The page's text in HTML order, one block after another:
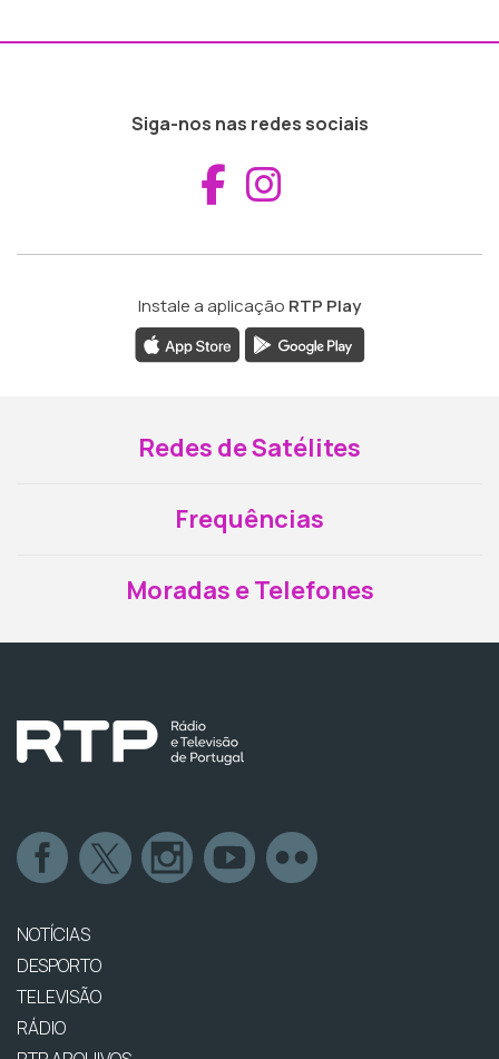
Siga-nos nas redes sociais
Aceder ao
Instale a aplicação RTP Play
Redes de Satélites
Frequências
Moradas e Telefones
NOTÍCIAS
DESPORTO
TELEVISÃO
RÁDIO